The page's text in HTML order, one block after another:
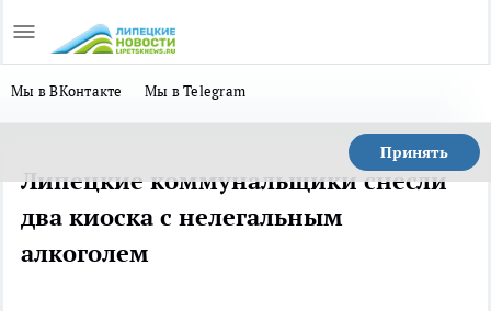
Мы в ВКонтакте Мы в Telegram
Принять
Липецкие коммунальщики снесли
два киоска с нелегальным
алкоголем